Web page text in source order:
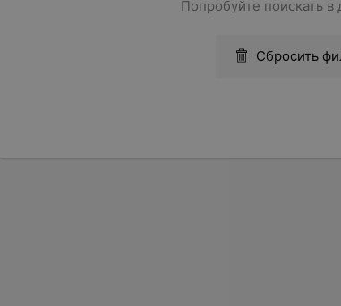
Попробуйте поискать в
Сбросить